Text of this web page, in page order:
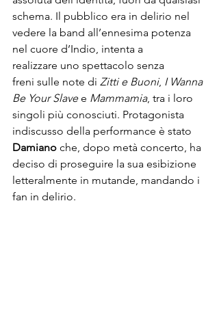
schema. Il pubblico era in delirio nel
vedere la band all’ennesima potenza
nel cuore d’Indio, intenta a
realizzare uno spettacolo senza
freni sulle note di Zitti e Buoni, I Wanna
Be Your Slave e Mammamia, tra i loro
singoli più conosciuti. Protagonista
indiscusso della performance è stato
Damiano che, dopo metà concerto, ha
deciso di proseguire la sua esibizione
letteralmente in mutande, mandando i
fan in delirio.